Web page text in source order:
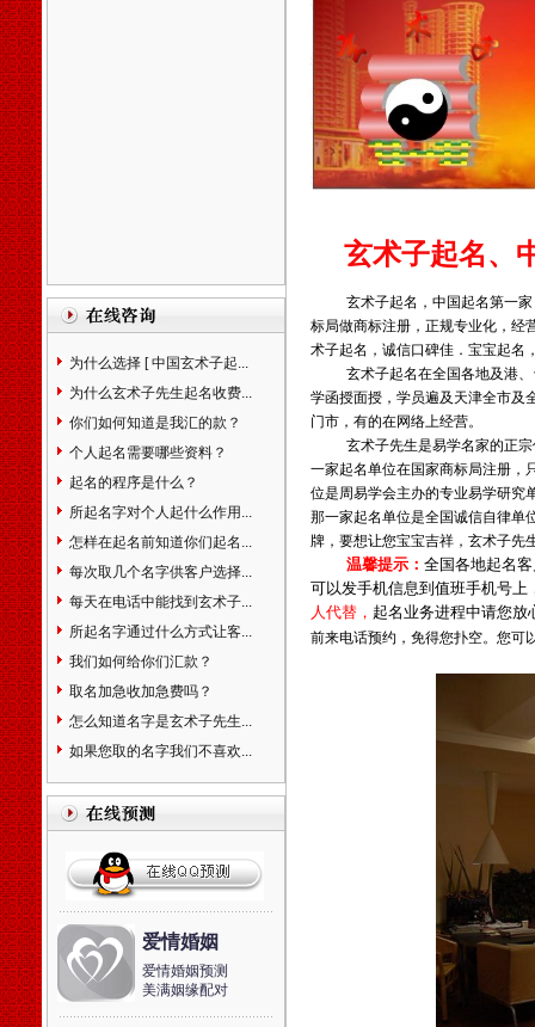
萨西安咸阳兰州西宁银川乌鲁
木齐克拉玛依石河子香港台湾
字算命姓名测试打分免费婴儿
起名测名易经周易改名取名字
楼盘小区命名风水布局策划
四柱八字看手相面相八卦六爻
紫微斗数公司家庭风水调理星
相命理运程占卜起名改名周易
易经姓名学星座奇门遁甲太乙
名免费在线改名算命解梦八字
排盘手机号码吉凶。
天津市和平河东河西河北红
桥南开西青东丽北辰津南武清
河静海县，起名的名家。婴儿
宝宝个人孩子公司起名取名起
名字取名字改名字命名策划设
品牌设计找玄术子先生没错！
中国起名改名大全中国地名
区宣武区朝阳区海淀区丰台区
房山区通州区顺义区昌平区大
兴区怀柔区平谷区密云县延庆
县门头沟区石景山区天津市和
平区河东区河西区南开区河北
区红桥区塘沽区汉沽区大港区
东丽区西青区北辰区津南区武
为什么选择 [ 中国玄术子起...
为什么玄术子先生起名收费...
你们如何知道是我汇的款？
个人起名需要哪些资料？
起名的程序是什么？
所起名字对个人起什么作用...
怎样在起名前知道你们起名...
每次取几个名字供客户选择...
每天在电话中能找到玄术子...
所起名字通过什么方式让客...
我们如何给你们汇款？
取名加急收加急费吗？
怎么知道名字是玄术子先生...
如果您取的名字我们不喜欢...
爱情婚姻
爱情婚姻预测
美满姻缘配对
玄术子起名、
玄术子起名， 中国起名第一
标局做商标注册，正规专业化，经
术子起名，诚信口碑佳．宝宝起名
玄术子起名在全国各地及港
学函授面授，学员遍及天津全市及
门市，有的在网络上经营。
玄术子先生是易学名家的正
一家起名单位在国家商标局注册，
位是周易学会主办的专业易学研究
那一家起名单位是全国诚信自律单
牌，要想让您宝宝吉祥，玄术子先
温馨提示： 全国各地起名
可以发手机信息到值班手机号
人代替， 起名业务进程中请您放
前来电话预约，免得您扑空。您可